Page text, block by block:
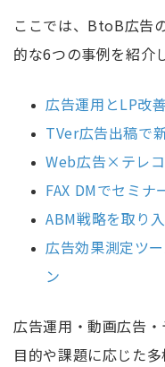
ここでは、BtoB広告
的な6つの事例を紹介
広告運用とLP改
TVer広告出稿で
Web広告×テレ
FAX DMでセミナ
ABM戦略を取り
広告効果測定ツ
ン
広告運用・動画広告
目的や課題に応じた